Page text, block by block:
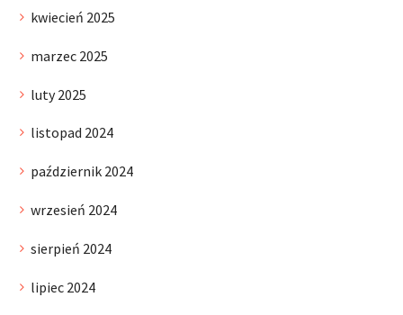
kwiecień 2025
marzec 2025
luty 2025
listopad 2024
październik 2024
wrzesień 2024
sierpień 2024
lipiec 2024